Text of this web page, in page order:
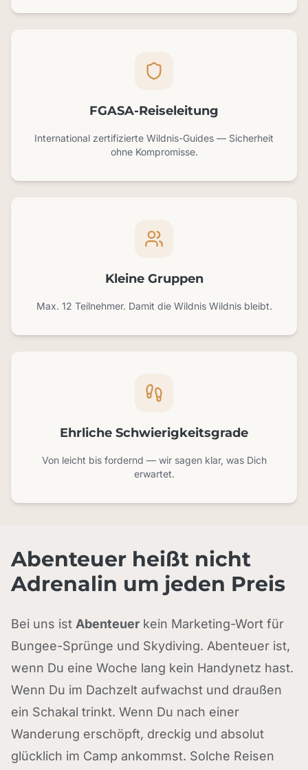
FGASA-Reiseleitung
International zertifizierte Wildnis-Guides — Sicherheit
ohne Kompromisse.
Kleine Gruppen
Max. 12 Teilnehmer. Damit die Wildnis Wildnis bleibt.
Ehrliche Schwierigkeitsgrade
Von leicht bis fordernd — wir sagen klar, was Dich
erwartet.
Abenteuer heißt nicht
Adrenalin um jeden Preis
Bei uns ist Abenteuer kein Marketing-Wort für
Bungee-Sprünge und Skydiving. Abenteuer ist,
wenn Du eine Woche lang kein Handynetz hast.
Wenn Du im Dachzelt aufwachst und draußen
ein Schakal trinkt. Wenn Du nach einer
Wanderung erschöpft, dreckig und absolut
glücklich im Camp ankommst. Solche Reisen